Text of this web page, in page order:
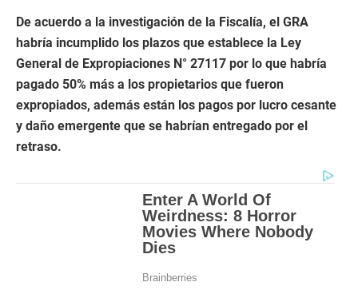
De acuerdo a la investigación de la Fiscalía, el GRA
habría incumplido los plazos que establece la Ley
General de Expropiaciones N° 27117 por lo que habría
pagado 50% más a los propietarios que fueron
expropiados, además están los pagos por lucro cesante
y daño emergente que se habrían entregado por el
retraso.